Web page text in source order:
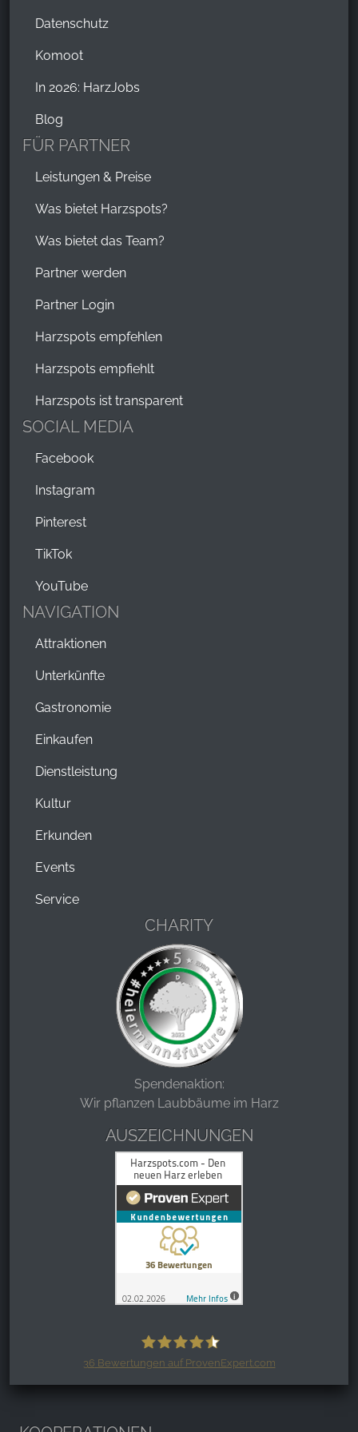
es hat mir sehr gut gefallen. Atmosphäre und
einfach stimmig. Ich komme hier gerne wieder!
Datenschutz
Komoot
In 2026: HarzJobs
Blog
FÜR PARTNER
Leistungen & Preise
Was bietet Harzspots?
Was bietet das Team?
Partner werden
Partner Login
Harzspots empfehlen
Harzspots empfiehlt
Harzspots ist transparent
SOCIAL MEDIA
Facebook
Instagram
Pinterest
TikTok
YouTube
NAVIGATION
Attraktionen
Unterkünfte
Gastronomie
Einkaufen
Dienstleistung
Kultur
Erkunden
Events
Service
CHARITY
Spendenaktion:
Wir pflanzen Laubbäume im Harz
AUSZEICHNUNGEN
Harzspots.com - Den neuen Harz
36 Bewertungen auf ProvenExpert.com